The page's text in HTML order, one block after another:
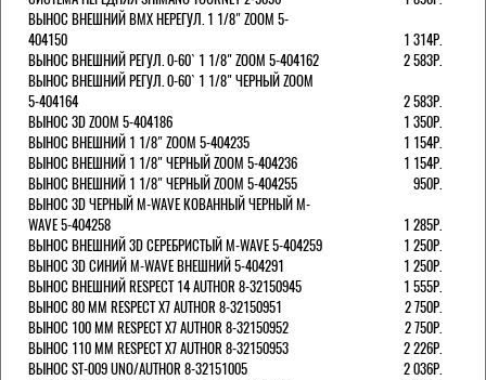
ВЫНОС ВНЕШНИЙ BMX НЕРЕГУЛ. 1 1/8" ZOOM 5-
404150
1 314Р.
ВЫНОС ВНЕШНИЙ РЕГУЛ. 0-60` 1 1/8" ZOOM 5-404162
2 583Р.
ВЫНОС ВНЕШНИЙ РЕГУЛ. 0-60` 1 1/8" ЧЕРНЫЙ ZOOM
5-404164
2 583Р.
ВЫНОС 3D ZOOM 5-404186
1 350Р.
ВЫНОС ВНЕШНИЙ 1 1/8" ZOOM 5-404235
1 154Р.
ВЫНОС ВНЕШНИЙ 1 1/8" ЧЕРНЫЙ ZOOM 5-404236
1 154Р.
ВЫНОС ВНЕШНИЙ 1 1/8" ЧЕРНЫЙ ZOOM 5-404255
950Р.
ВЫНОС 3D ЧЕРНЫЙ M-WAVE КОВАННЫЙ ЧЕРНЫЙ M-
WAVE 5-404258
1 285Р.
ВЫНОС ВНЕШНИЙ 3D СЕРЕБРИСТЫЙ M-WAVE 5-404259
1 250Р.
ВЫНОС 3D СИНИЙ M-WAVE ВНЕШНИЙ 5-404291
1 250Р.
ВЫНОС ВНЕШНИЙ RESPECT 14 AUTHOR 8-32150945
1 555Р.
ВЫНОС 80 ММ RESPECT Х7 AUTHOR 8-32150951
2 750Р.
ВЫНОС 100 ММ RESPECT Х7 AUTHOR 8-32150952
2 750Р.
ВЫНОС 110 ММ RESPECT Х7 AUTHOR 8-32150953
2 226Р.
ВЫНОС ST-009 UNO/AUTHOR 8-32151005
2 036Р.